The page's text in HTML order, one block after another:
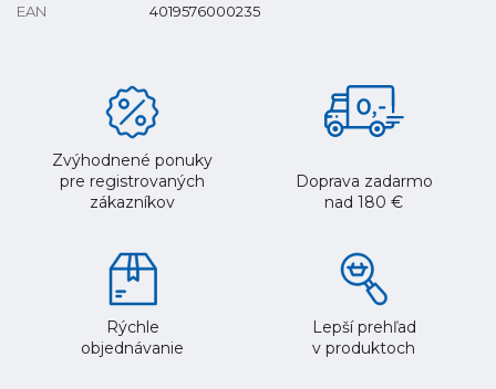
EAN
4019576000235
Zvýhodnené ponuky
pre registrovaných
zákazníkov
Doprava zadarmo
nad 180 €
Rýchle
objednávanie
Lepší prehľad
v produktoch